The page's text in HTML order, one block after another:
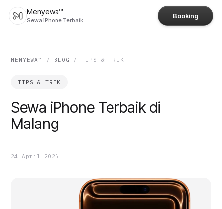
Menyewa™
Sewa iPhone Terbaik
Booking
MENYEWA™ / BLOG / TIPS & TRIK
TIPS & TRIK
Sewa iPhone Terbaik di
Malang
24 April 2026